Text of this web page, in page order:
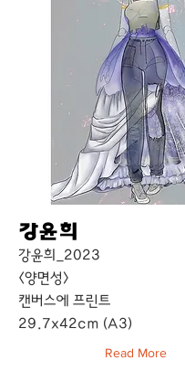
강윤희
강윤희_2023
<양면성>
캔버스에 프린트
29.7x42cm (A3)
Read More